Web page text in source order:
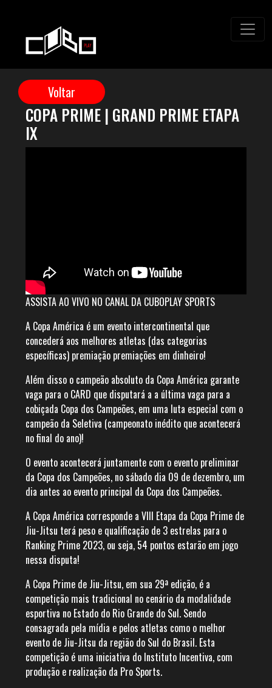
COPA PRIME | GRAND PRIME ETAPA
IX
ASSISTA AO VIVO NO CANAL DA CUBOPLAY SPORTS
A Copa América é um evento intercontinental que
concederá aos melhores atletas (das categorias
específicas) premiação premiações em dinheiro!
Além disso o campeão absoluto da Copa América garante
vaga para o CARD que disputará a a última vaga para a
cobiçada Copa dos Campeões, em uma luta especial com o
campeão da Seletiva (campeonato inédito que acontecerá
no final do ano)!
O evento acontecerá juntamente com o evento preliminar
da Copa dos Campeões, no sábado dia 09 de dezembro, um
dia antes ao evento principal da Copa dos Campeões.
A Copa América corresponde a VIII Etapa da Copa Prime de
Jiu-Jitsu terá peso e qualificação de 3 estrelas para o
Ranking Prime 2023, ou seja, 54 pontos estarão em jogo
nessa disputa!
A Copa Prime de Jiu-Jitsu, em sua 29ª edição, é a
competição mais tradicional no cenário da modalidade
esportiva no Estado do Rio Grande do Sul. Sendo
consagrada pela mídia e pelos atletas como o melhor
evento de Jiu-Jitsu da região do Sul do Brasil. Esta
competição é uma iniciativa do Instituto Incentiva, com
produção e realização da Pro Sports.